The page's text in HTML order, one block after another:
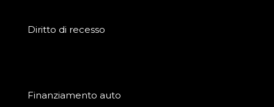
Diritto di recesso
Finanziamento auto